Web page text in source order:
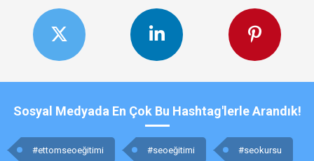
Sosyal Medyada En Çok Bu Hashtag'lerle Arandık!
#ettomseoeğitimi #seoeğitimi #seokursu